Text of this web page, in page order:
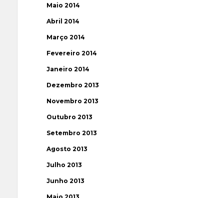
Maio 2014
Abril 2014
Março 2014
Fevereiro 2014
Janeiro 2014
Dezembro 2013
Novembro 2013
Outubro 2013
Setembro 2013
Agosto 2013
Julho 2013
Junho 2013